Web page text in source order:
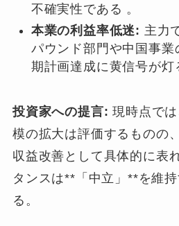
不確実性である 。
本業の利益率低迷: 主力
パウンド部門や中国事業
期計画達成に黄信号が灯
投資家への提言: 現時点で
模の拡大は評価するものの
収益改善として具体的に表
タンスは**「中立」**を維
る。